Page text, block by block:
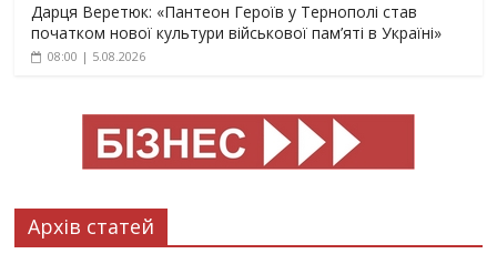
Дарця Веретюк: «Пантеон Героїв у Тернополі став
початком нової культури військової пам’яті в Україні»
08:00 | 5.08.2026
Архів статей